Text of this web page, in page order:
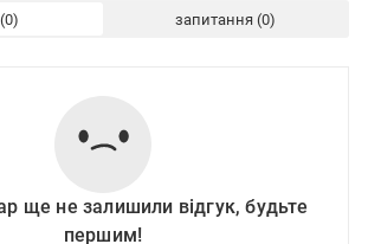
запитання
ще не залишили відгук, будьте
першим!